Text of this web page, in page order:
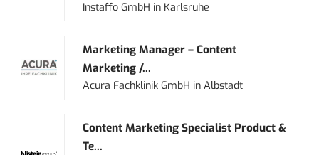
Instaffo GmbH in Karlsruhe
Marketing Manager – Content
Marketing /...
Acura Fachklinik GmbH inAlbstadt
Content Marketing Specialist Product &
Te...